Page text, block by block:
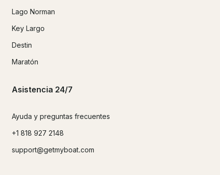
Lago Norman
Key Largo
Destin
Maratón
Asistencia 24/7
Ayuda y preguntas frecuentes
+1 818 927 2148
support@getmyboat.com